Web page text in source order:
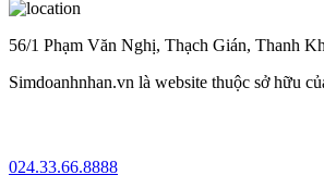
56/1 Phạm Văn Nghị, Thạch Gián, Thanh
Simdoanhnhan.vn là website thuộc sở hữu
024.33.66.8888